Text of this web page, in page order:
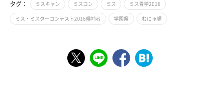
タグ： ミスキャン ミスコン ミス ミス青学2016
ミス・ミスターコンテスト2016候補者 学園祭 むにゅ顔